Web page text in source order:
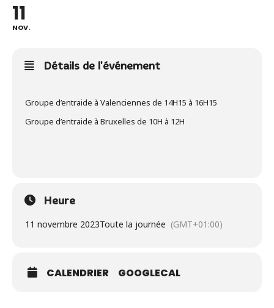
11
NOV.
Détails de l'événement
Groupe d’entraide à Valenciennes de 14H15 à 16H15
Groupe d’entraide à Bruxelles de 10H à 12H
Heure
11 novembre 2023Toute la journée (GMT+01:00)
CALENDRIER GOOGLECAL